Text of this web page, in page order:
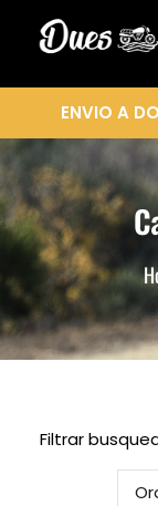
ENVIO A
Filtrar